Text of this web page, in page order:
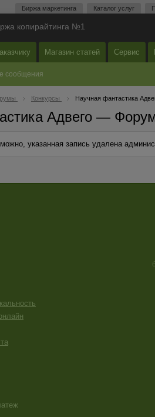
Биржа маркетинга Каталог услуг
копирайтинга №1
Магазин статей Сервис
сообщения
Конкурсы Научная фантастика
Адвего —
указанная запись удалена